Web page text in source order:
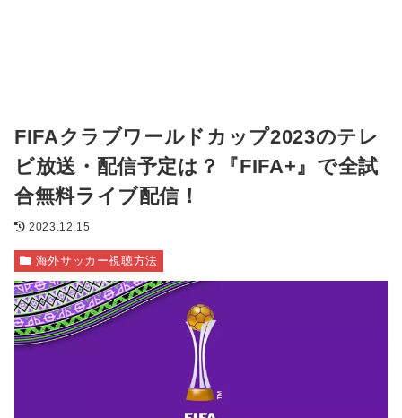
FIFAクラブワールドカップ2023のテレ
ビ放送・配信予定は？『FIFA+』で全試
合無料ライブ配信！
2023.12.15
海外サッカー視聴方法